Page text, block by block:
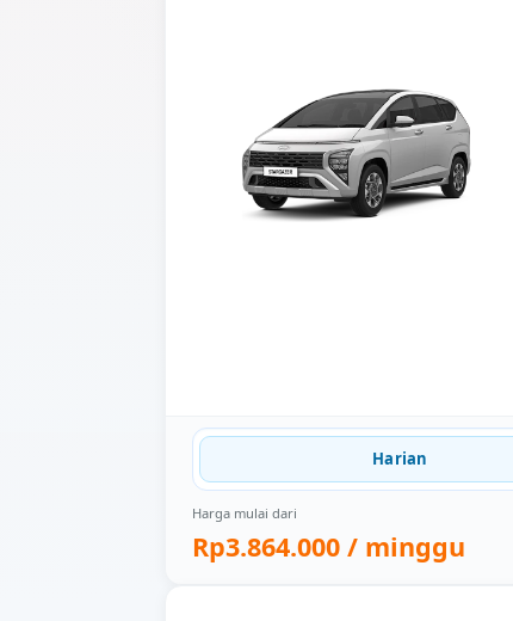
Harian
Harga mulai dari
Rp3.864.000 / minggu